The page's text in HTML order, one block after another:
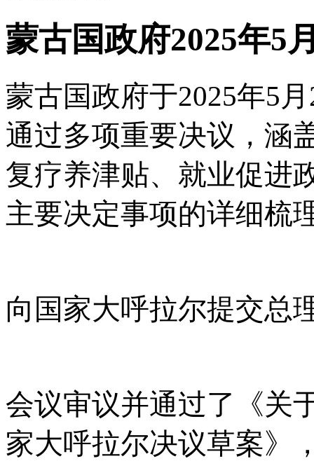
蒙古国政府2025年5
蒙古国政府于2025年5
通过多项重要决议，涵
复疗养津贴、就业促进
主要决定事项的详细梳
向国家大呼拉尔提交总
会议审议并通过了《关
家大呼拉尔决议草案》